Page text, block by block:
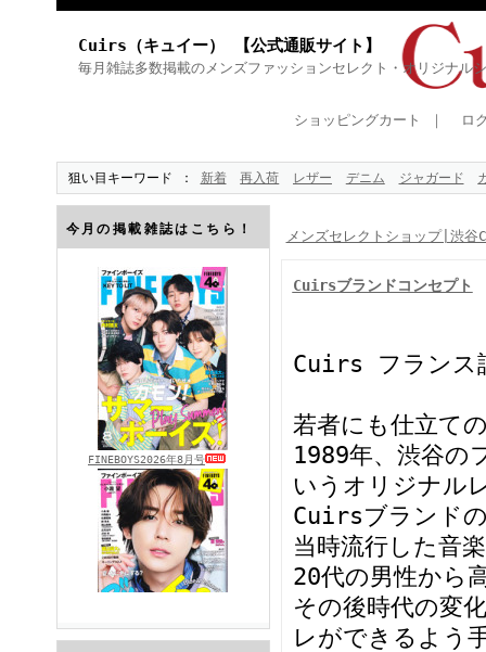
Cuirs（キュイー） 【公式通販サイト】
毎月雑誌多数掲載のメンズファッションセレクト・オリジナル
ショッピングカート ｜ ロ
狙い目キーワード 新着 再入荷 レザー デニム ジャガード
今月の掲載雑誌はこちら！
FINEBOYS2026年8月号
メンズセレクトショップ|渋
Cuirsブランドコンセプト
Cuirs フランス
若者にも仕立て
1989年、渋谷
いうオリジナル
Cuirsブランド
当時流行した音
20代の男性から
その後時代の変
レができるよう